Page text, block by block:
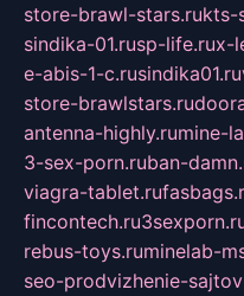
store-brawl-stars.rukts-
sindika-01.rusp-life.rux-
e-abis-1-c.rusindika01.ru
store-brawlstars.ru
antenna-highly.rumine-
3-sex-porn.ruban-
viagra-tablet.ru
fincontech.ru
rebus-toys.ruminelab-
seo-prodvizhenie-